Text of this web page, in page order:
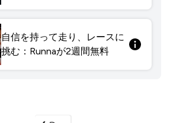
自信を持って走り、レースに
挑む：Runnaが2週間無料